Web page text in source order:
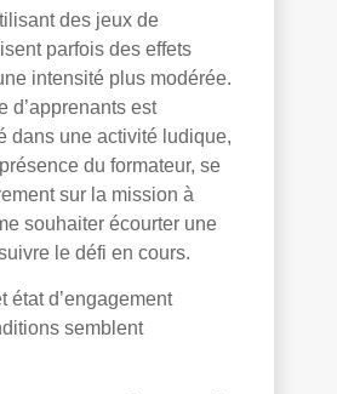
des jeux de
parfois des effets
intensité plus modérée.
d’apprenants est
dans une activité ludique,
du formateur, se
sur la mission à
souhaiter écourter une
le défi en cours.
état d’engagement
semblent